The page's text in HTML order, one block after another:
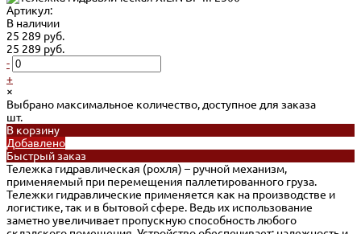
Артикул:
В наличии
25 289 руб.
25 289 руб.
-
+
×
Выбрано максимальное количество, доступное для заказа
шт.
В корзину
Добавлено
Быстрый заказ
Тележка гидравлическая (рохля) – ручной механизм,
применяемый при перемещения паллетированного груза.
Тележки гидравлические применяется как на производстве и
логистике, так и в бытовой сфере. Ведь их использование
заметно увеличивает пропускную способность любого